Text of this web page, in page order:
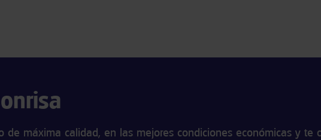
de máxima calidad, en las mejores condiciones económicas y te